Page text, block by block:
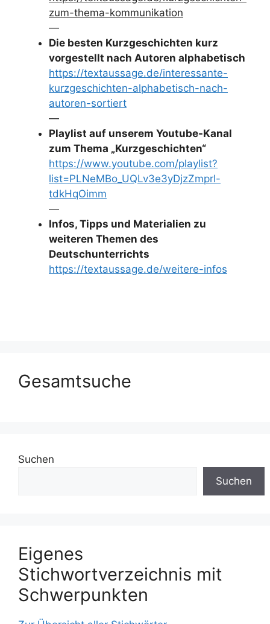
zum-thema-kommunikation
—
Die besten Kurzgeschichten kurz
vorgestellt nach Autoren alphabetisch
https://textaussage.de/interessante-
kurzgeschichten-alphabetisch-nach-
autoren-sortiert
—
Playlist auf unserem Youtube-Kanal
zum Thema „Kurzgeschichten“
https://www.youtube.com/playlist?
list=PLNeMBo_UQLv3e3yDjzZmprl-
tdkHqOimm
—
Infos, Tipps und Materialien zu
weiteren Themen des
Deutschunterrichts
https://textaussage.de/weitere-infos
Gesamtsuche
Suchen
Suchen
Eigenes
Stichwortverzeichnis mit
Schwerpunkten